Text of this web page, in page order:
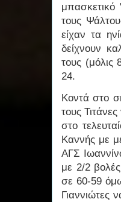
τους
είχαν τα
δείχνουν
τους (μόλις
24.
Κοντά στο
τους
στο
Καννής με
ΑΓΣ
με 2/2
σε 60-59
Γιαννιώτες